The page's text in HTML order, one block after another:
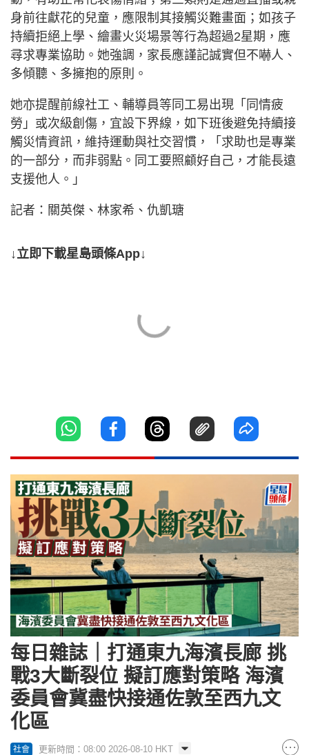
身前往獻花的兒童，應限制其接觸災難畫面；如孩子
持續拒絕上學、繪畫火災場景等行為超過2星期，應
尋求專業協助。她強調，家長應謹記誠實但不嚇人、
多傾聽、多擁抱的原則。
她亦提醒前線社工、輔導員等同工易出現「同情疲
勞」或次級創傷，宜設下界線，如下班後避免持續接
觸災情資訊，維持運動與社交習慣，「求助也是專業
的一部分，而非弱點。同工要照顧好自己，才能長遠
支援他人。」
記者：關英傑、林家希、仇凱瑭
↓立即下載星島頭條App↓
每日雜誌｜打通東九海濱長廊 挑
戰3大斷裂位 擬訂應對策略 海濱
委員會冀盡快接通佐敦至西九文
化區
社會 更新時間：08:00 2026-08-10 HKT